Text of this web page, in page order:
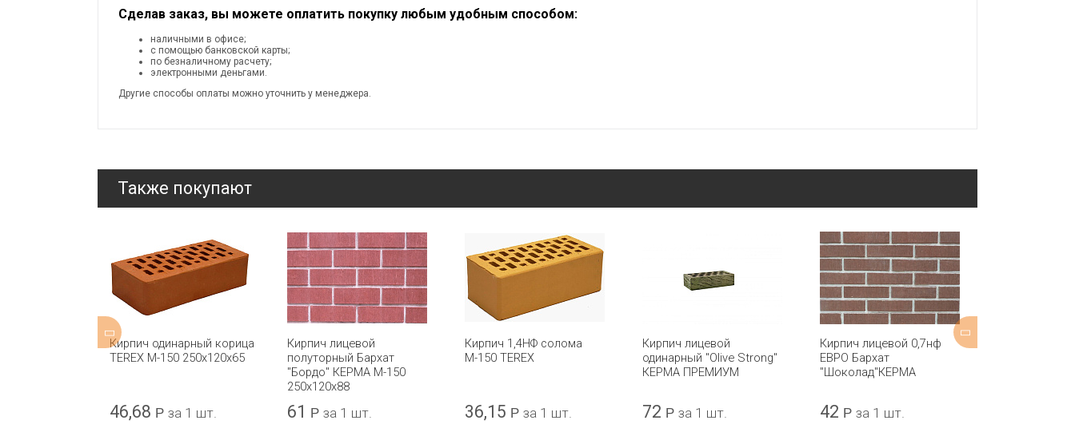
Сделав заказ, вы можете оплатить покупку любым удобным способом:
наличными в офисе;
с помощью банковской карты;
по безналичному расчету;
электронными деньгами.
Другие способы оплаты можно уточнить у менеджера.
Также покупают
Кирпич одинарный корица
TEREX М-150 250x120x65
46,68 Р за 1 шт.
Кирпич лицевой
полуторный Бархат
"Бордо" КЕРМА М-150
250x120x88
61 Р за 1 шт.
Кирпич 1,4НФ солома
М-150 TEREX
36,15 Р за 1 шт.
Кирпич лицевой
одинарный "Olive Strong"
КЕРМА ПРЕМИУМ
72 Р за 1 шт.
Кирпич лицевой 0,7нф
ЕВРО Бархат
"Шоколад"КЕРМА
42 Р за 1 шт.